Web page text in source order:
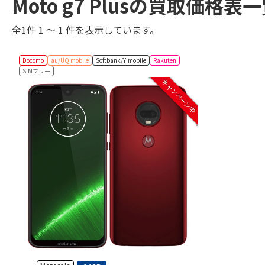
全1件 1 ～ 1 件を表示しています。
Docomo au/UQ mobile Softbank/Y!mobile
Rakuten
SIMフリー
キャンペーン中